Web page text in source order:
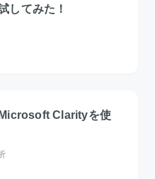
してみた！
Clarityを使